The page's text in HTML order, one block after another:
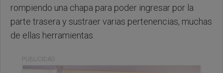
rompiendo una chapa para poder ingresar por la
parte trasera y sustraer varias pertenencias, muchas
de ellas herramientas.
PUBLICIDAD